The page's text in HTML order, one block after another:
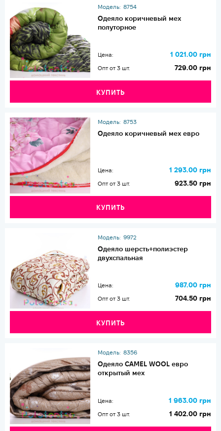
Модель: 8754
Одеяло коричневый мех
полуторное
Цена: 1 021.00 грн
Опт от 3 шт. 729.00 грн
КУПИТЬ
Модель: 8753
Одеяло коричневый мех евро
Цена: 1 293.00 грн
Опт от 3 шт. 923.50 грн
КУПИТЬ
Модель: 9972
Одеяло шерсть+полиэстер
двухспальная
Цена: 987.00 грн
Опт от 3 шт. 704.50 грн
КУПИТЬ
Модель: 8356
Одеяло CAMEL WOOL евро
открытый мех
Цена: 1 963.00 грн
Опт от 3 шт. 1 402.00 грн